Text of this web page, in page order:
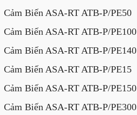
Cảm Biến ASA-RT ATB-P/PE50
Cảm Biến ASA-RT ATB-P/PE100
Cảm Biến ASA-RT ATB-P/PE140
Cảm Biến ASA-RT ATB-P/PE15
Cảm Biến ASA-RT ATB-P/PE150
Cảm Biến ASA-RT ATB-P/PE300